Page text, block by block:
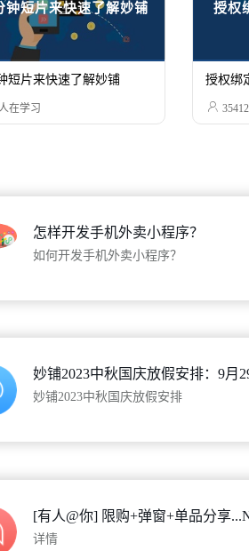
钟短片来快速了解妙铺
短片来快速了解妙铺
在学习
授权
授权绑
 35412
怎样开发手机外卖小程序？
如何开发手机外卖小程序？
妙铺2023中秋国庆放假安排
[有人@你] 限购+弹窗+单品分享
详情